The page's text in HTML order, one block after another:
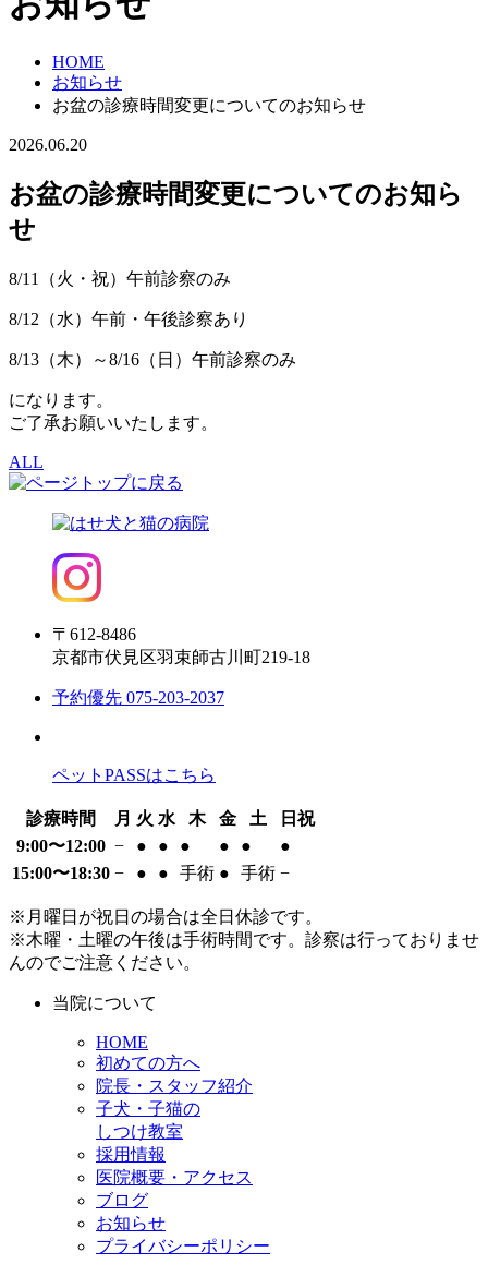
HOME
お知らせ
お盆の診療時間変更についてのお知らせ
2026.06.20
お盆の診療時間変更についてのお知ら
せ
8/11（火・祝）午前診察のみ
8/12（水）午前・午後診察あり
8/13（木）～8/16（日）午前診察のみ
になります。
ご了承お願いいたします。
ALL
〒612-8486
京都市伏見区羽束師古川町219-18
予約優先 075-203-2037
ペットPASSはこちら
診療時間 月 火 水 木 金 土
日祝
9:00〜12:00 − ● ● ● ● ●
●
15:00〜18:30 − ● ● 手術 ● 手術 −
※月曜日が祝日の場合は全日休診です。
※木曜・土曜の午後は手術時間です。診察は行っておりませ
んのでご注意ください。
当院について
HOME
初めての方へ
院長・スタッフ紹介
子犬・子猫の
しつけ教室
採用情報
医院概要・アクセス
ブログ
お知らせ
プライバシーポリシー